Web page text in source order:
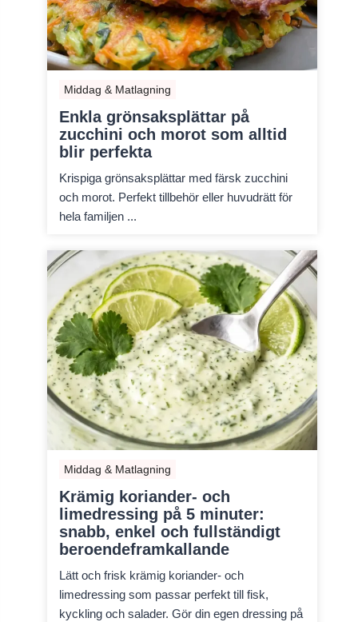
Middag & Matlagning
Enkla grönsaksplättar på
zucchini och morot som alltid
blir perfekta
Krispiga grönsaksplättar med färsk zucchini
och morot. Perfekt tillbehör eller huvudrätt för
hela familjen ...
Middag & Matlagning
Krämig koriander- och
limedressing på 5 minuter:
snabb, enkel och fullständigt
beroendeframkallande
Lätt och frisk krämig koriander- och
limedressing som passar perfekt till fisk,
kyckling och salader. Gör din egen dressing på